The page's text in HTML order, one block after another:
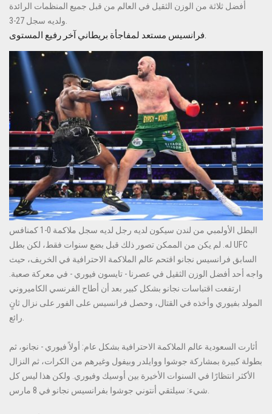
أفضل ثلاثة من الوزن الثقيل في العالم من قبل جميع المنظمات الرائدة
ولديه سجل 27-3.
فرانسيس مستعد لمفاجأة بريطاني آخر رفيع المستوى.
البطل الأولمبي من لندن سيكون لديه رجل لديه سجل ملاكمة 0-1 كمنافس
له. لم يكن من الممكن تصور ذلك قبل بضع سنوات فقط، لكن بطل UFC
السابق فرانسيس نجانو اقتحم عالم الملاكمة الاحترافية في الخريف، حيث
واجه أحد أفضل الوزن الثقيل في عصرنا - تايسون فيوري - في معركة صعبة.
ارتفعت اقتباسات نجانو بشكل كبير بعد أن أطاح الفرنسي الكاميروني
المولد بفيوري وأخذه في القتال، وحصل فرانسيس على الفور على نزال ثانٍ
رائع.
أثارت السعودية عالم الملاكمة الاحترافية بشكل عام: أولاً فيوري - نجانو، ثم
بطولة كبيرة بمشاركة جوشوا ووايلدر وبيفول وغيرهم من الكرات، ثم النزال
الأكثر انتظارًا في السنوات الأخيرة بين أوسيك وفيوري. ولكن هذا ليس كل
شيء: سيلتقي أنتوني جوشوا بفرانسيس نجانو في 8 مارس.